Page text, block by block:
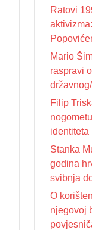
Ratovi
Mario
raspravi
povijesti
Filip
Stanka
godina
svibnja
Dana
od 1990.
O
njegovoj